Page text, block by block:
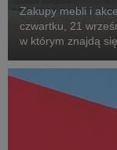
Zakupy mebli i
czwartku, 21
w którym znajdą
przygotowała dla